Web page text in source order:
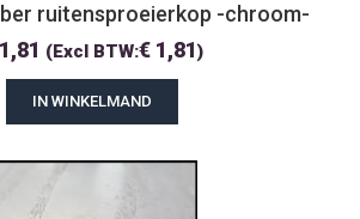
ruitensproeierkop -chroom-
(Excl BTW:€1,81)
IN WINKELMAND